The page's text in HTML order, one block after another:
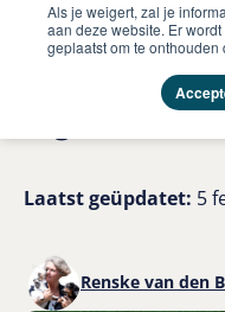
Als je weigert, zal je
aan deze website. Er
geplaatst om te
Wat zegt
je hond
signalen
Laatst geüpdatet: 5
Renske van den